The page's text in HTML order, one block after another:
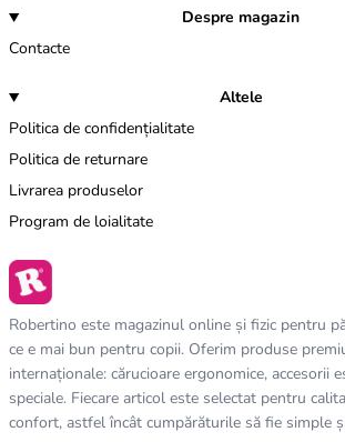
Despre magazin
Contacte
Altele
Politica de confidențialitate
Politica de returnare
Livrarea produselor
Program de loialitate
Robertino este magazinul online și fizic pentru
ce e mai bun pentru copii. Oferim produse
internaționale: cărucioare ergonomice, accesorii
speciale. Fiecare articol este selectat pentru
confort, astfel încât cumpărăturile să fie simple